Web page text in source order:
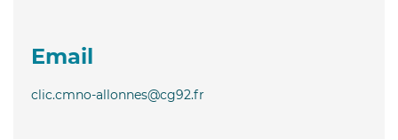
Email
clic.cmno-allonnes@cg92.fr